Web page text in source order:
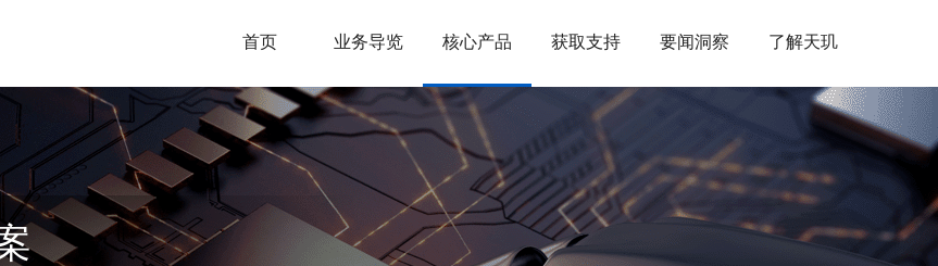
首页 业务导览 核心产品 获取支持 要闻洞察 了解天玑